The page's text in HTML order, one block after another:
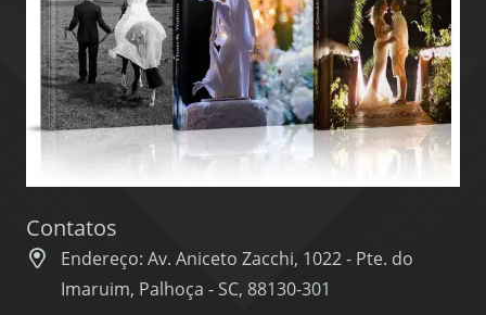
Contatos
Endereço: Av. Aniceto Zacchi, 1022 - Pte. do
Imaruim, Palhoça - SC, 88130-301